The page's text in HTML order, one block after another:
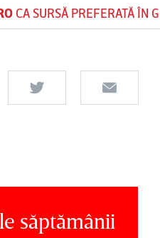
CA SURSĂ PREFERATĂ ÎN
săptămânii